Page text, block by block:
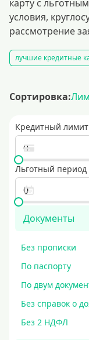
карту с
условия,
рассмотрение
лучшие кредитные
Сортировка:
Кредитный лимит
Льготный период
Документы
Без прописки
По паспорту
По двум
Без справок о
Без 2 НДФЛ